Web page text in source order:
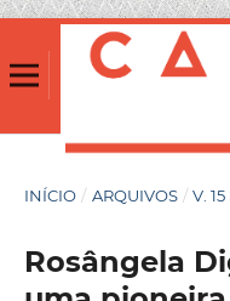
INÍCIO / ARQUIVOS / V.
Rosângela